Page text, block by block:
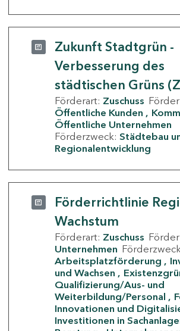
Zukunft Stadtgrün -
Verbesserung des
städtischen Grüns
Förderart: Zuschuss
Öffentliche Kunden
Öffentliche Unternehmen
Förderzweck: Städtebau
Regionalentwicklung
Förderrichtlinie
Wachstum
Förderart: Zuschuss
Unternehmen
Arbeitsplatzförderung
und Wachsen
Qualifizierung/Aus- und
Weiterbildung/Personal
Innovationen und
Investitionen in